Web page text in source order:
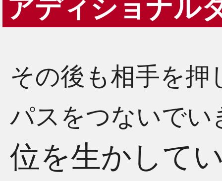
アディショナル
その後も相手を押
パスをつないでい
位を生かして